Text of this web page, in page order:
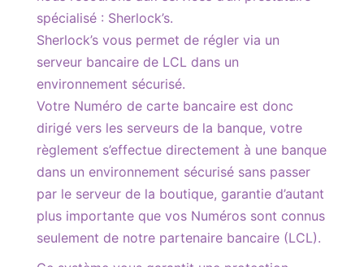
spécialisé : Sherlock’s.
Sherlock’s vous permet de régler via un
serveur bancaire de LCL dans un
environnement sécurisé.
Votre Numéro de carte bancaire est donc
dirigé vers les serveurs de la banque, votre
règlement s’effectue directement à une banque
dans un environnement sécurisé sans passer
par le serveur de la boutique, garantie d’autant
plus importante que vos Numéros sont connus
seulement de notre partenaire bancaire (LCL).